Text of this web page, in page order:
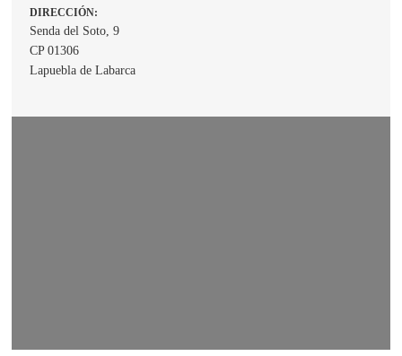
DIRECCIÓN:
Senda del Soto, 9
CP 01306
Lapuebla de Labarca